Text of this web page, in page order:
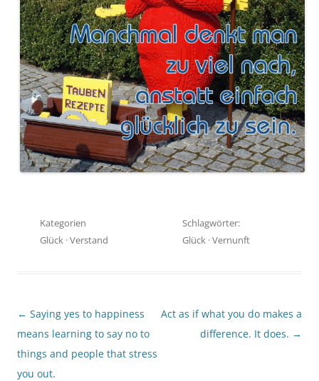
Kategorien
Glück ·Verstand
Schlagwörter:
Glück ·Vernunft
Beitragsnavigation
← Saying yes to happiness
means learning to say no to
things and people that stress
you out.
Act as if what you do makes a
difference. It does. →